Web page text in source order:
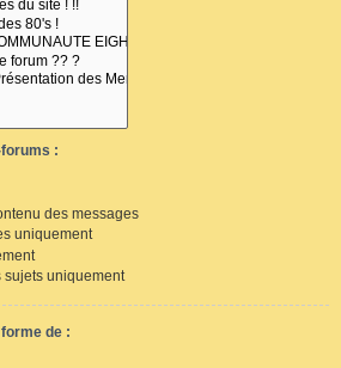
:
des messages
uniquement
sujets uniquement
de :